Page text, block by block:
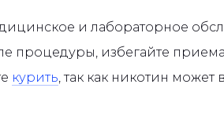
и лабораторное
процедуры, избегайте
курить, так как никотин